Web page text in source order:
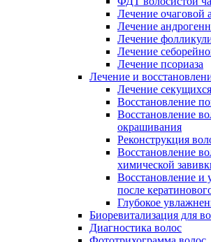
Лечение очаговой
Лечение
Лечение
Лечение
Лечение псориаза
Лечение и
Лечение
Восстановление
Восстановление
окрашивания
Реконструкция
Восстановление
химической
Восстановление и
после
Глубокое
Биоревитализация для
Диагностика волос